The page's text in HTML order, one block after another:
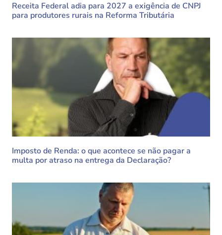
Receita Federal adia para 2027 a exigência de CNPJ
para produtores rurais na Reforma Tributária
Imposto de Renda: o que acontece se não pagar a
multa por atraso na entrega da Declaração?